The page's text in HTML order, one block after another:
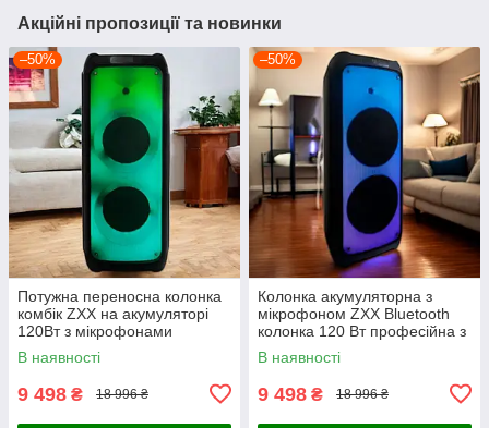
Акційні пропозиції та новинки
–50%
Потужна переносна колонка
комбік ZXX на акумуляторі
120Вт з мікрофонами
караоке акустична система
В наявності
9 498 ₴ 18 996 ₴
–50%
Колонка акумуляторна з
мікрофоном ZXX Bluetooth
колонка 120 Вт професійна з
пультом
В наявності
9 498 ₴ 18 996 ₴